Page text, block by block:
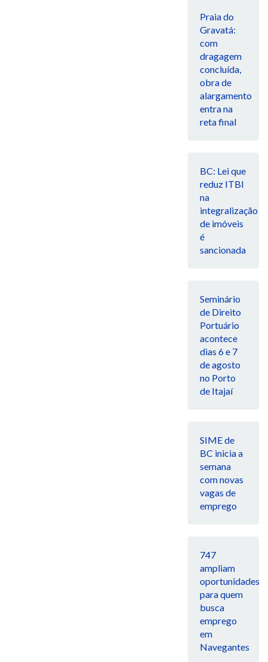
Praia do
Gravatá:
com
dragagem
concluída,
obra de
alargamento
entra na
reta final
BC: Lei que
reduz ITBI
na
integralização
de imóveis
é
sancionada
Seminário
de Direito
Portuário
acontece
dias 6 e 7
de agosto
no Porto
de Itajaí
SIME de
BC inicia a
semana
com novas
vagas de
emprego
747
ampliam
oportunidades
para quem
busca
emprego
em
Navegantes